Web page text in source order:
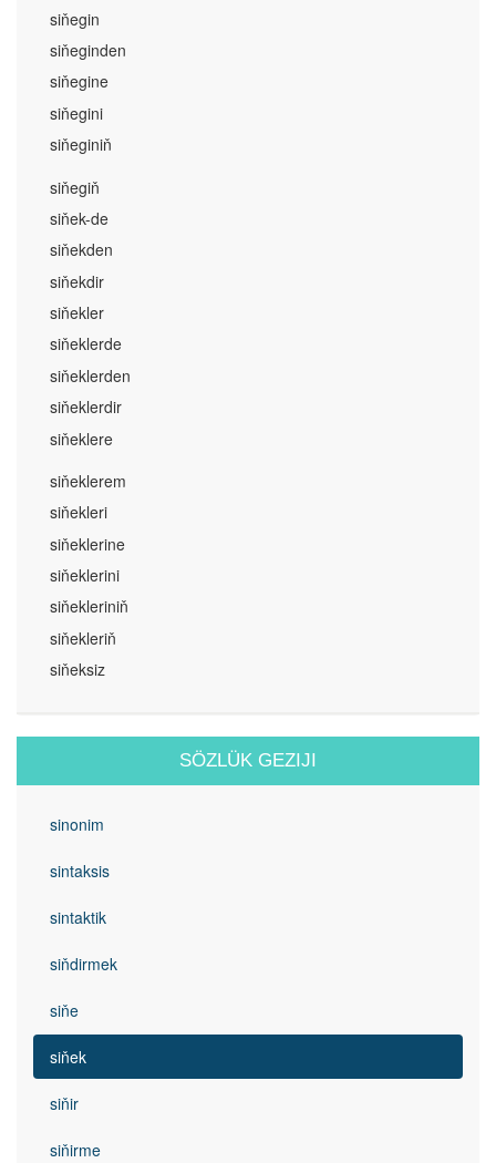
siňegin
siňeginden
siňegine
siňegini
siňeginiň
siňegiň
siňek-de
siňekden
siňekdir
siňekler
siňeklerde
siňeklerden
siňeklerdir
siňeklere
siňeklerem
siňekleri
siňeklerine
siňeklerini
siňekleriniň
siňekleriň
siňeksiz
SÖZLÜK GEZIJI
sinonim
sintaksis
sintaktik
siňdirmek
siňe
siňek
siňir
siňirme